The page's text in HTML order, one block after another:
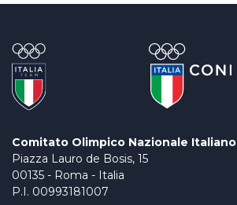
Comitato Olimpico Nazionale Italiano
Piazza Lauro de Bosis, 15
00135 - Roma - Italia
P.I. 00993181007